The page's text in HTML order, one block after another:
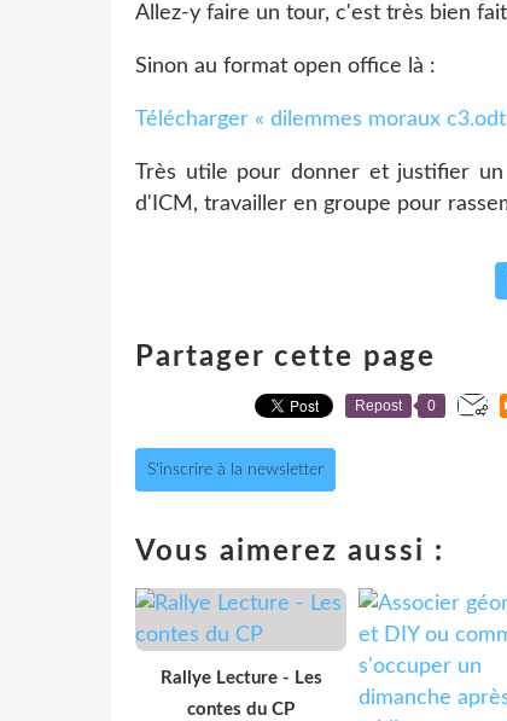
Allez-y faire un tour, c'est très bien
Sinon au format open office là :
Télécharger « dilemmes moraux c3.odt
Très utile pour donner et justifier
d'ICM, travailler en groupe pour
Partager cette page
Repost 0
S'inscrire à la newsletter
Vous aimerez aussi :
Rallye Lecture - Les
contes du CP